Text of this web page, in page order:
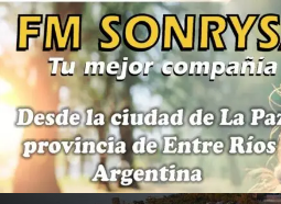
Skip
to
content